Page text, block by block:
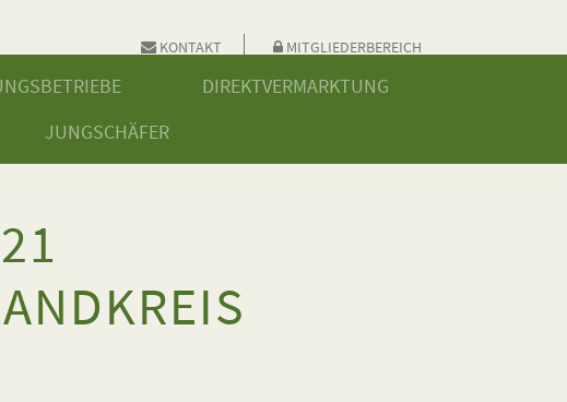
KONTAKT MITGLIEDERBEREICH
DIREKTVERMARKTUNG
JUNGSCHÄFER